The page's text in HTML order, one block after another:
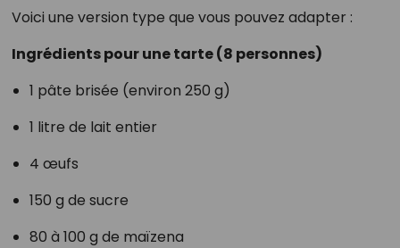
Voici une version type que vous pouvez adapter :
Ingrédients pour une tarte (8 personnes)
1 pâte brisée (environ 250 g)
1 litre de lait entier
4 œufs
150 g de sucre
80 à 100 g de maïzena